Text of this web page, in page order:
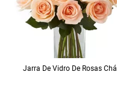
Jarra De Vidro De Rosas Chá